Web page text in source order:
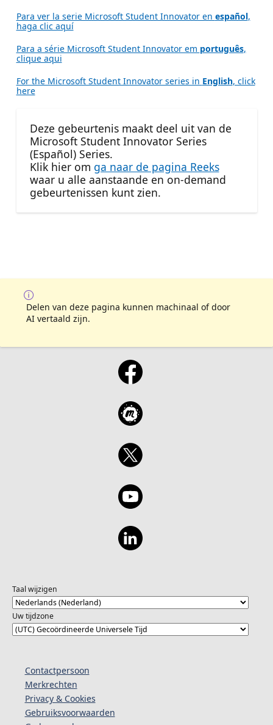
Para ver la serie Microsoft Student Innovator en español,
haga clic aquí
Para a série Microsoft Student Innovator em português,
clique aqui
For the Microsoft Student Innovator series in English, click
here
Deze gebeurtenis maakt deel uit van de
Microsoft Student Innovator Series
(Español) Series.
Klik hier om ga naar de pagina Reeks
waar u alle aanstaande en on-demand
gebeurtenissen kunt zien.
Delen van deze pagina kunnen machinaal of door
AI vertaald zijn.
Taal wijzigen
Uw tijdzone
Contactpersoon
Merkrechten
Privacy & Cookies
Gebruiksvoorwaarden